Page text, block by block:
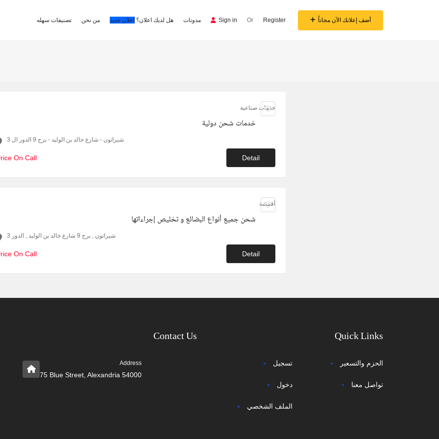
تصنيفات سهله من نحن هل لديك اعلان؟ اعلان جديد مدونات Sign in Or Register أضف إعلانك الآن مجاناً
خدمات صناعية
خدمات شحن دولية
شيراتون - شارع خالد بن الوليد - برج 9 الدور ال 3
On Call Detail
أقمشة
شحن جميع أنواع البضائع و تخليص إجراءاتها
شيراتون , برج 9 شارع خالد بن الوليد , الدور 3
On Call Detail
Contact Us
Address
75 Blue Street, Alexandria 54000
Quick Links
تسجيل
دخول
الملف الشخصي
الحزم والتسعير
تواصل معنا